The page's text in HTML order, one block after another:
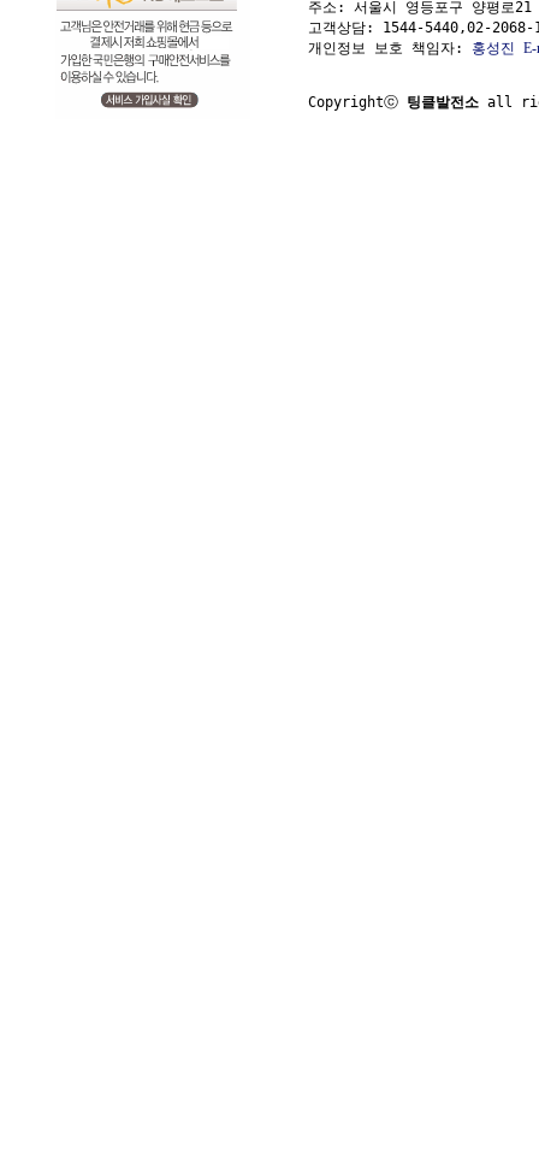
주소: 서울시 영등포구 양평
고객상담: 1544-5440,02-
개인정보 보호 책임자: 홍성진
Copyrightⓒ 팅클발전소 all